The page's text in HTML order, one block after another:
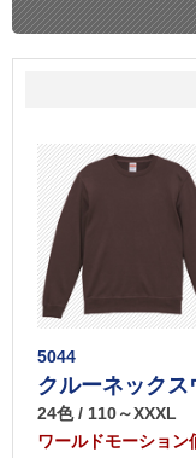
5044
クルーネックス
24色 / 110～XXXL
ワールドモーション